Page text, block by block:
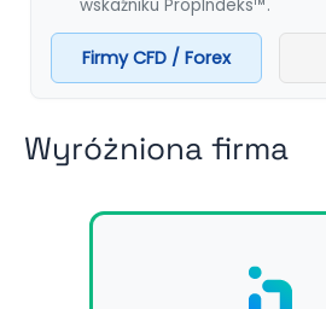
wskaźniku PropIndeks™.
Firmy CFD / Forex
Wyróżniona firma